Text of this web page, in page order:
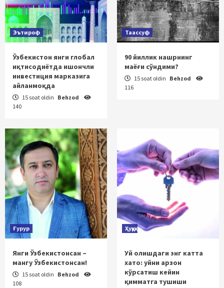
Эътироф
Ўзбекистон янги глобал
иқтисодиётда ишончли
инвестиция марказига
айланмоқда
15 soat oldin Behzod
140
Таассуф
90 йиллик нашрнинг
маёғи сўндими?
15 soat oldin Behzod
116
Ғурур
Янги Ўзбекистонсан –
мангу Ўзбекистонсан!
15 soat oldin Behzod
108
Ҳуқуқ
Уй олишдаги энг катта
хато: уйни арзон
кўрсатиш кейин
қимматга тушиши